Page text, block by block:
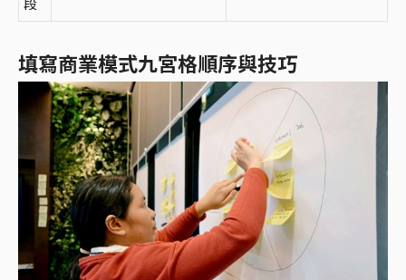
填寫商業模式九宮格順序與技巧